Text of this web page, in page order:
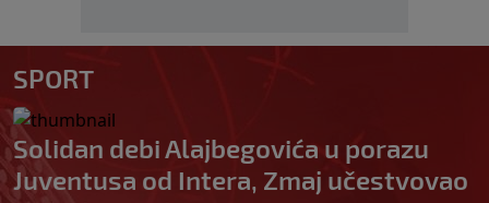
SPORT
Solidan debi Alajbegovića u porazu
Juventusa od Intera, Zmaj učestvovao